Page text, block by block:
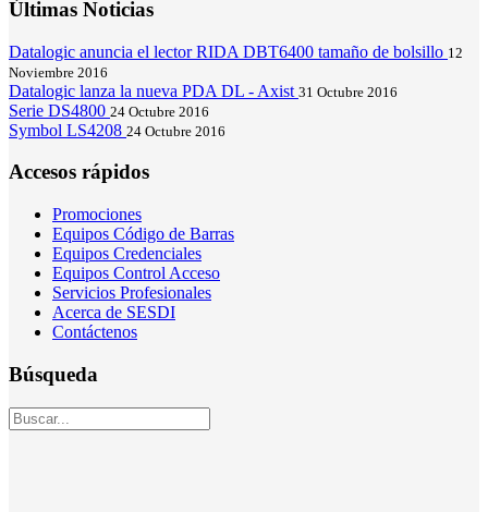
Últimas Noticias
Datalogic anuncia el lector RIDA DBT6400 tamaño de bolsillo 12
Noviembre 2016
Datalogic lanza la nueva PDA DL - Axist 31 Octubre 2016
Serie DS4800 24 Octubre 2016
Symbol LS4208 24 Octubre 2016
Accesos rápidos
Promociones
Equipos Código de Barras
Equipos Credenciales
Equipos Control Acceso
Servicios Profesionales
Acerca de SESDI
Contáctenos
Búsqueda